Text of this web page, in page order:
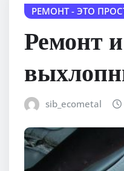
РЕМОНТ - ЭТО
Ремонт
sib_ecometal